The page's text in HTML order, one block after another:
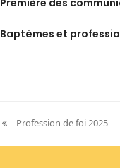
Première des
Baptêmes et
previous
post:
Profession de foi 2025